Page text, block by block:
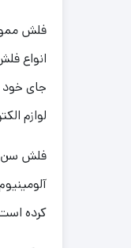
جای خود
لوازم
کرده